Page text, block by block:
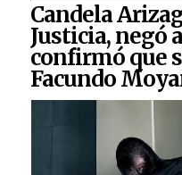
Candela
Justicia, negó
confirmó que
Facundo